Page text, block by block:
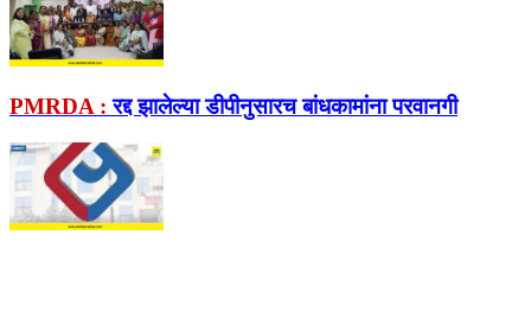
PMRDA : रद्द झालेल्या डीपीनुसारच बांधकामांना परवानगी